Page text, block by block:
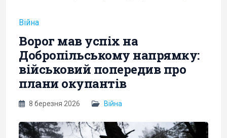
Війна
Ворог мав успіх на
Добропільському напрямку:
військовий попередив про
плани окупантів
8 березня 2026 Війна